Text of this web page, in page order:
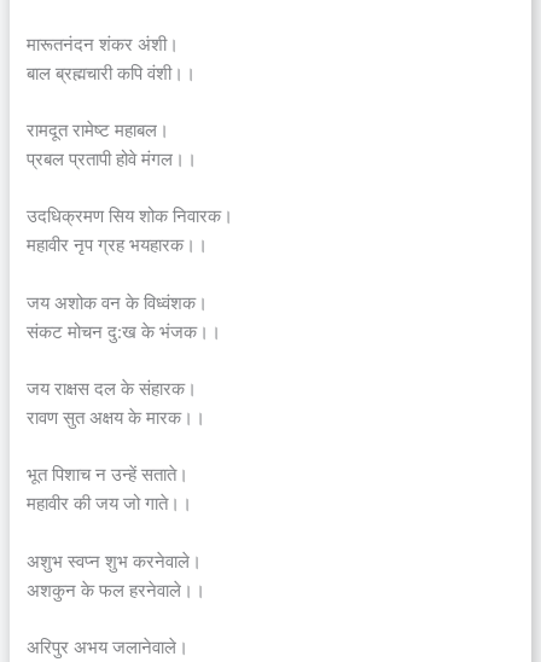
मारूतनंदन शंकर अंशी।
बाल ब्रह्मचारी कपि वंशी।।
रामदूत रामेष्ट महाबल।
प्रबल प्रतापी होवे मंगल।।
उदधिक्रमण सिय शोक निवारक।
महावीर नृप ग्रह भयहारक।।
जय अशोक वन के विध्वंशक।
संकट मोचन दु:ख के भंजक।।
जय राक्षस दल के संहारक।
रावण सुत अक्षय के मारक।।
भूत पिशाच न उन्हें सताते।
महावीर की जय जो गाते।।
अशुभ स्वप्न शुभ करनेवाले।
अशकुन के फल हरनेवाले।।
अरिपुर अभय जलानेवाले।